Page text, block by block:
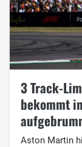
3 Track-
bekommt
Aston Martin